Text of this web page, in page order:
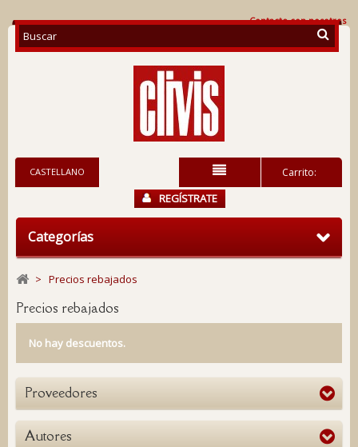
Contacte con nosotros
Carrito:
CASTELLANO
REGÍSTRATE
Categorías
> Precios rebajados
Precios rebajados
No hay descuentos.
Proveedores
Autores